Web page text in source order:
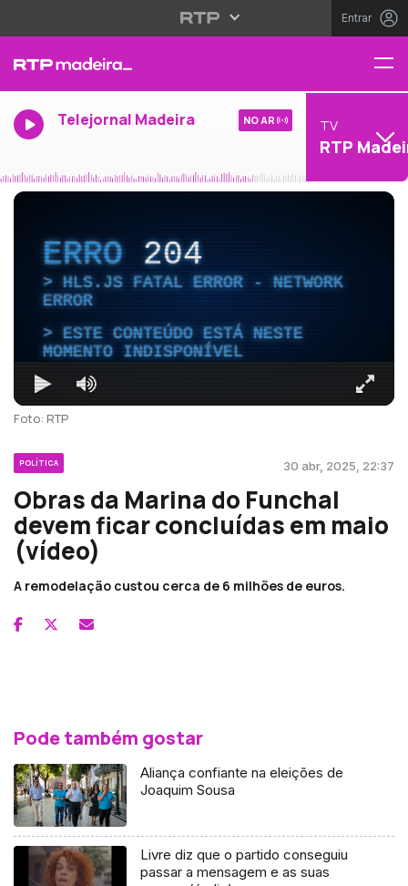
Entrar
Telejornal Madeira NO AR TV
RTP
ERRO204
HLS.JS FATAL ERROR - NETWORK
ERROR
ESTE CONTEÚDO ESTÁ NESTE
MOMENTO INDISPONÍVEL
Foto: RTP
POLÍTICA 30 abr, 2025, 22:37
Obras da Marina do Funchal
devem ficar concluídas em maio
(vídeo)
A remodelação custou cerca de 6 milhões de euros.
Pode também gostar
Aliança confiante na eleições de
Joaquim Sousa
Livre diz que o partido conseguiu
passar a mensagem e as suas